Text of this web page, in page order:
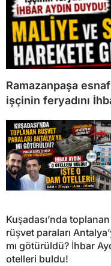
Ramazanpaşa
işçinin feryadını
Kuşadası’nda toplanan
rüşvet paraları
mı götürüldü? İhbar
otelleri buldu!